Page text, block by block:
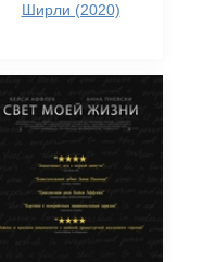
Ширли (2020)